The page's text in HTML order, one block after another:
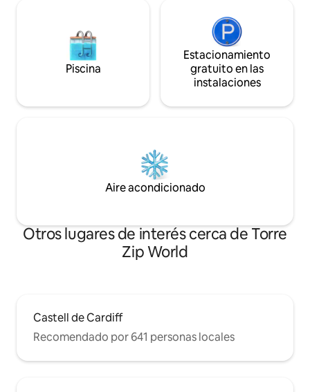
Piscina
Estacionamiento
gratuito en las
instalaciones
Aire acondicionado
Otros lugares de interés cerca de Torre
Zip World
Castell de Cardiff
Recomendado por 641 personas locales